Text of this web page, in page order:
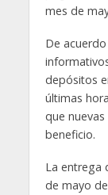
mes de
De
depósitos
últimas
que
beneficio.
La entrega
de mayo